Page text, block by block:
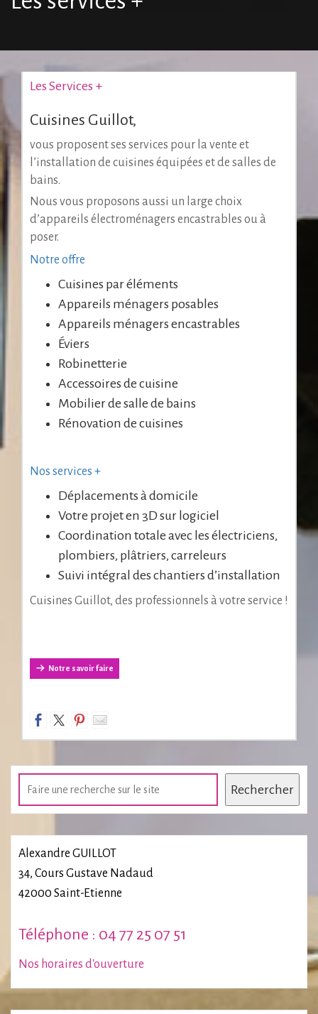
Les Services +
Cuisines Guillot,
vous proposent ses services pour la vente et
l’installation de cuisines équipées et de salles de
bains.
Nous vous proposons aussi un large choix
d’appareils électroménagers encastrables ou à
poser.
Notre offre
Cuisines par éléments
Appareils ménagers posables
Appareils ménagers encastrables
Éviers
Robinetterie
Accessoires de cuisine
Mobilier de salle de bains
Rénovation de cuisines
Nos services +
Déplacements à domicile
Votre projet en 3D sur logiciel
Coordination totale avec les électriciens,
plombiers, plâtriers, carreleurs
Suivi intégral des chantiers d’installation
Cuisines Guillot, des professionnels à votre service !
Notre savoir faire
Rechercher Rechercher
Alexandre GUILLOT
34, Cours Gustave Nadaud
42000 Saint-Etienne
Téléphone : 04 77 25 07 51
Nos horaires d'ouverture